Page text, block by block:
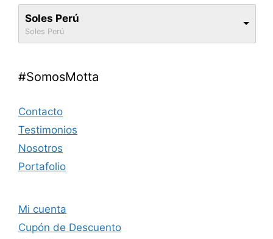
Soles Perú
Soles Perú
#SomosMotta
Contacto
Testimonios
Nosotros
Portafolio
Mi cuenta
Cupón de Descuento